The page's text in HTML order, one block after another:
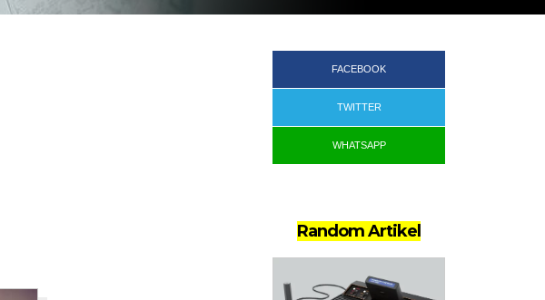
FACEBOOK
TWITTER
WHATSAPP
Random Artikel